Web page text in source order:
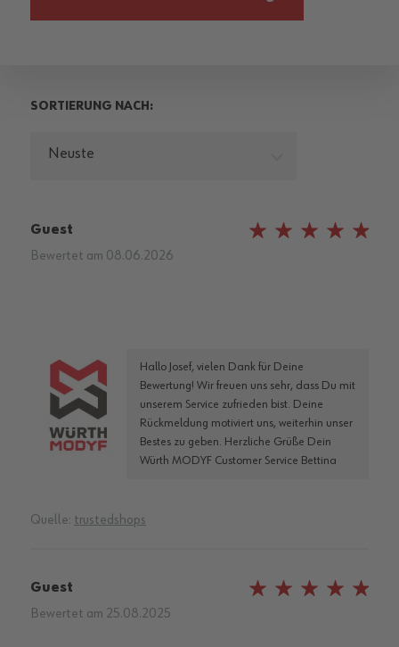
SORTIERUNG NACH:
Neuste
Guest
Bewertet am 08.06.2026
Hallo Josef, vielen Dank für Deine
Bewertung! Wir freuen uns sehr, dass Du mit
unserem Service zufrieden bist. Deine
Rückmeldung motiviert uns, weiterhin unser
Bestes zu geben. Herzliche Grüße Dein
Würth MODYF Customer Service Bettina
Quelle: trustedshops
Guest
Bewertet am 25.08.2025